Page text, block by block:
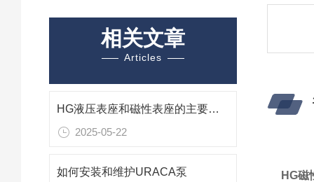
相关文章
Articles
HG液压表座和磁性表座的主要区别
2025-05-22
如何安装和维护URACA泵
HG磁